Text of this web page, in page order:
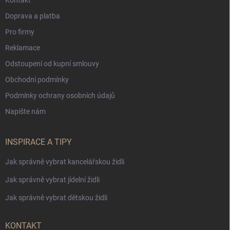
Doprava a platba
Pro firmy
Reklamace
Odstoupení od kupní smlouvy
Obchodní podmínky
Podmínky ochrany osobních údajů
Napište nám
INSPIRACE A TIPY
Jak správně vybrat kancelářskou židli
Jak správně vybrat jídelní židli
Jak správně vybrat dětskou židli
KONTAKT